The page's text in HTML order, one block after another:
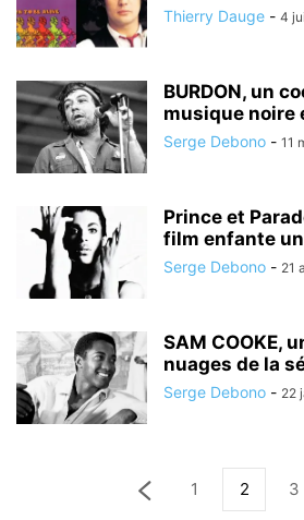
Thierry Dauge - 4
BURDON, un
musique noire
Serge Debono - 11
Prince et
film enfante
Serge Debono - 21
SAM COOKE,
nuages de la
Serge Debono - 22
1 2 3